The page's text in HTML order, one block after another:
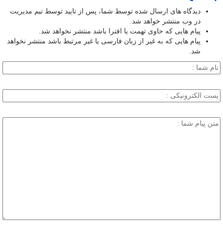
دیدگاه های ارسال شده توسط شما، پس از تایید توسط تیم مدیریت
در وب منتشر خواهد شد.
پیام هایی که حاوی تهمت یا افترا باشد منتشر نخواهد شد.
پیام هایی که به غیر از زبان فارسی یا غیر مرتبط باشد منتشر نخواهد
شد.